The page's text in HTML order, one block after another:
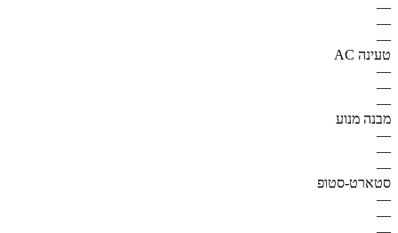
—
—
—
טעינה AC
—
—
—
מבנה מנוע
—
—
—
סטארט-סטופ
—
—